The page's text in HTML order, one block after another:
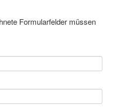
NRW!
in NRW!
Formularfelder müssen